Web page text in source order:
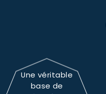
Une véritable
base de